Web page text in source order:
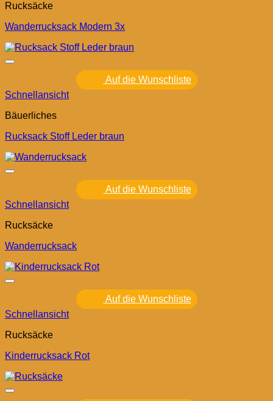
Rucksäcke
Wanderrucksack Modern 3x
Auf die Wunschliste
Schnellansicht
Bäuerliches
Rucksack Stoff Leder braun
Auf die Wunschliste
Schnellansicht
Rucksäcke
Wanderrucksack
Auf die Wunschliste
Schnellansicht
Rucksäcke
Kinderrucksack Rot